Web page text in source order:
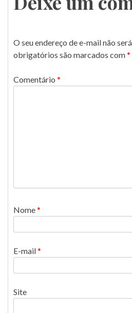
O seu endereço de e-mail não
obrigatórios são marcados com*
Comentário *
Nome*
E-mail*
Site